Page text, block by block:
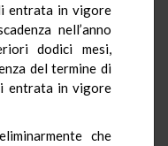
entrata in vigore
nell’anno
dodici mesi,
del termine di
entrata in vigore
che